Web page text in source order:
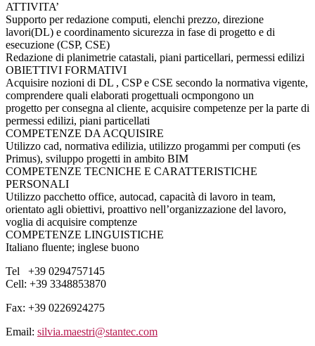
ATTIVITA’
Supporto per redazione computi, elenchi prezzo, direzione
lavori(DL) e coordinamento sicurezza in fase di progetto e di
esecuzione (CSP, CSE)
Redazione di planimetrie catastali, piani particellari, permessi edilizi
OBIETTIVI FORMATIVI
Acquisire nozioni di DL , CSP e CSE secondo la normativa vigente,
comprendere quali elaborati progettuali ocmpongono un
progetto per consegna al cliente, acquisire competenze per la parte di
permessi edilizi, piani particellati
COMPETENZE DA ACQUISIRE
Utilizzo cad, normativa edilizia, utilizzo progammi per computi (es
Primus), sviluppo progetti in ambito BIM
COMPETENZE TECNICHE E CARATTERISTICHE
PERSONALI
Utilizzo pacchetto office, autocad, capacità di lavoro in team,
orientato agli obiettivi, proattivo nell’organizzazione del lavoro,
voglia di acquisire comptenze
COMPETENZE LINGUISTICHE
Italiano fluente; inglese buono
Tel +39 0294757145
Cell: +39 3348853870
Fax: +39 0226924275
Email: silvia.maestri@stantec.com